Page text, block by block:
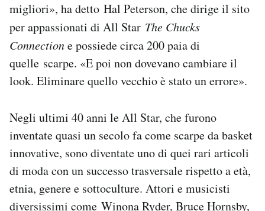
migliori», ha detto Hal Peterson, che dirige il sito
per appassionati di All Star The Chucks
Connectione possiede circa 200 paia di
quelle scarpe. «E poi non dovevano cambiare il
look. Eliminare quello vecchio è stato un errore».
Negli ultimi 40 anni le All Star, che furono
inventate quasi un secolo fa come scarpe da basket
innovative, sono diventate uno di quei rari articoli
di moda con un successo trasversale rispetto a età,
etnia, genere e sottoculture. Attori e musicisti
diversissimi come Winona Ryder, Bruce Hornsby,